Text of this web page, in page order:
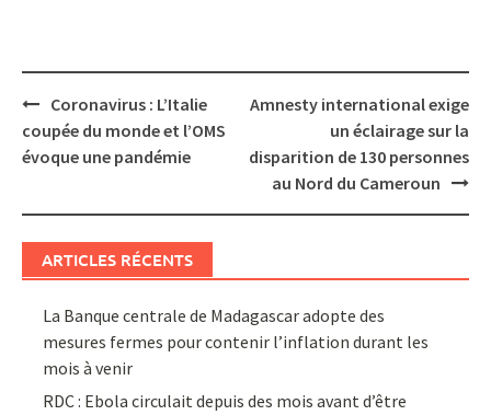
Post
navigation
Coronavirus : L’Italie
coupée du monde et l’OMS
évoque une pandémie
Amnesty international exige
un éclairage sur la
disparition de 130 personnes
au Nord du Cameroun
ARTICLES RÉCENTS
La Banque centrale de Madagascar adopte des
mesures fermes pour contenir l’inflation durant les
mois à venir
RDC : Ebola circulait depuis des mois avant d’être